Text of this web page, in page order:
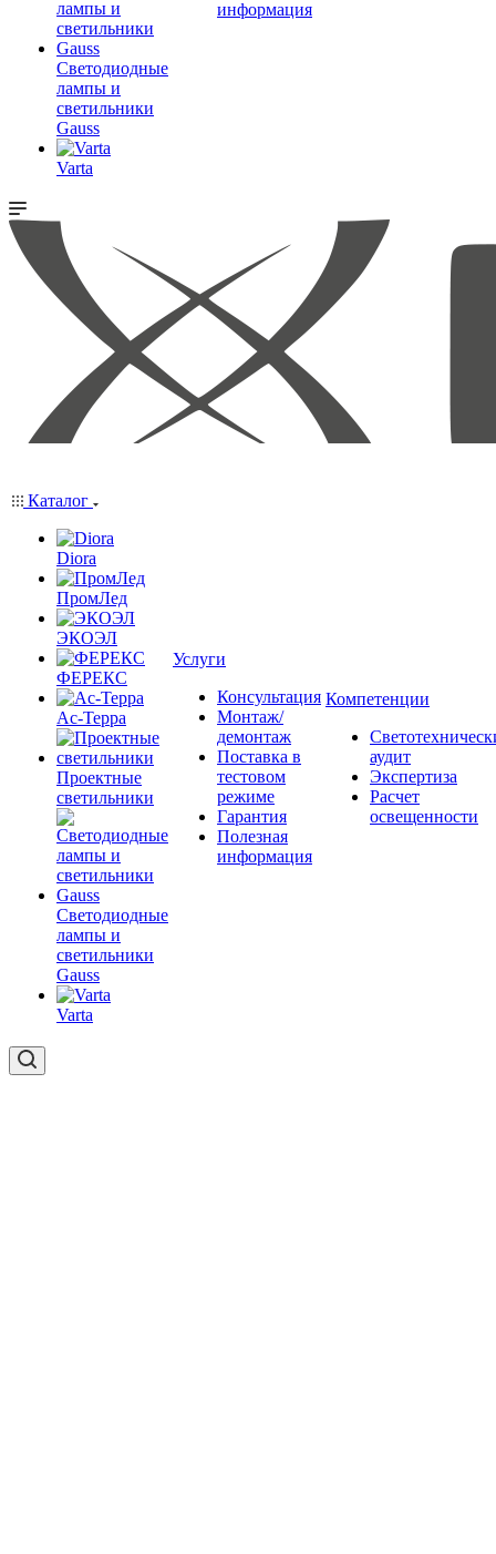
Светодиодные
лампы и
светильники
Gauss
Varta
информация
Каталог
Diora
ПромЛед
ЭКОЭЛ
ФЕРЕКС
Ас-Терра
Проектные
светильники
Светодиодные
лампы и
светильники
Gauss
Varta
Услуги
Консультация
Монтаж/
демонтаж
Поставка в
тестовом
режиме
Гарантия
Полезная
информация
Компетенции
аудит
Экспертиза
Расчет
освещенности